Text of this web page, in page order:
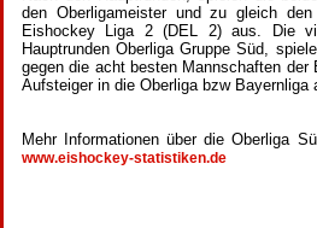
den Oberligameister und zu gleich
Eishockey Liga 2 (DEL 2) aus. Die
Hauptrunden Oberliga Gruppe Süd,
gegen die acht besten Mannschaften der
Aufsteiger in die Oberliga bzw Bayernliga
Mehr Informationen über die Oberliga
www.eishockey-statistiken.de